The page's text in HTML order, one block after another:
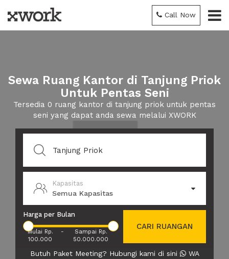
Call Now
Sewa Ruang Kantor di Tanjung Priok
Untuk Pentas Seni
Tersedia 0 ruang kantor di tanjung priok untuk pentas
seni yang dapat anda sewa melalui XWORK
Kapasitas
Semua Kapasitas
Harga per Bulan
Mulai Rp.
100.000
-
Sampai Rp.
50.000.000
CARI RUANGAN
Butuh Paket Meeting? Hubungi kami di sini
WA